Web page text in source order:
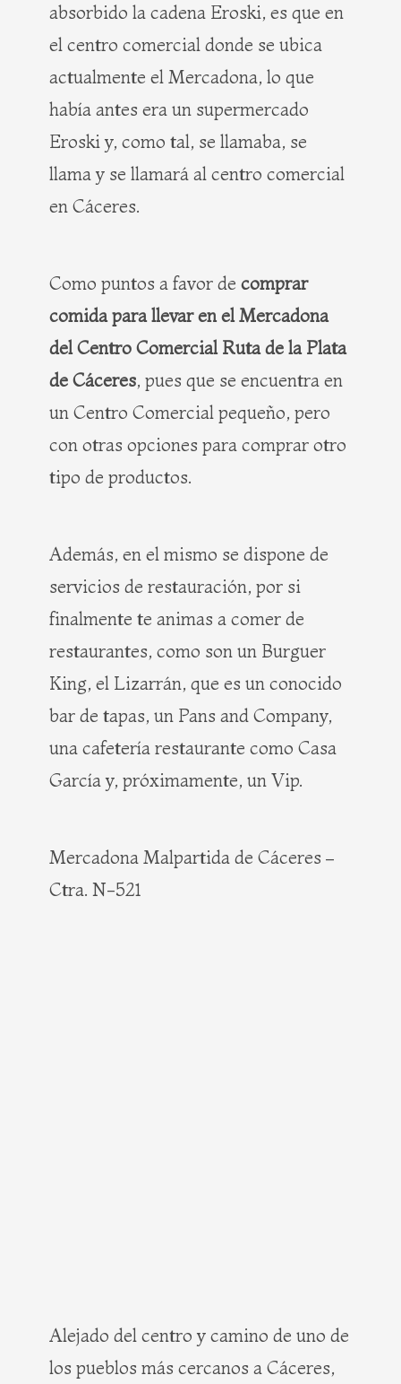
absorbido la cadena Eroski, es que en
el centro comercial donde se ubica
actualmente el Mercadona, lo que
había antes era un supermercado
Eroski y, como tal, se llamaba, se
llama y se llamará al centro comercial
en Cáceres.
Como puntos a favor de comprar
comida para llevar en el Mercadona
del Centro Comercial Ruta de la Plata
de Cáceres, pues que se encuentra en
un Centro Comercial pequeño, pero
con otras opciones para comprar otro
tipo de productos.
Además, en el mismo se dispone de
servicios de restauración, por si
finalmente te animas a comer de
restaurantes, como son un Burguer
King, el Lizarrán, que es un conocido
bar de tapas, un Pans and Company,
una cafetería restaurante como Casa
García y, próximamente, un Vip.
Mercadona Malpartida de Cáceres –
Ctra. N-521
Alejado del centro y camino de uno de
los pueblos más cercanos a Cáceres,